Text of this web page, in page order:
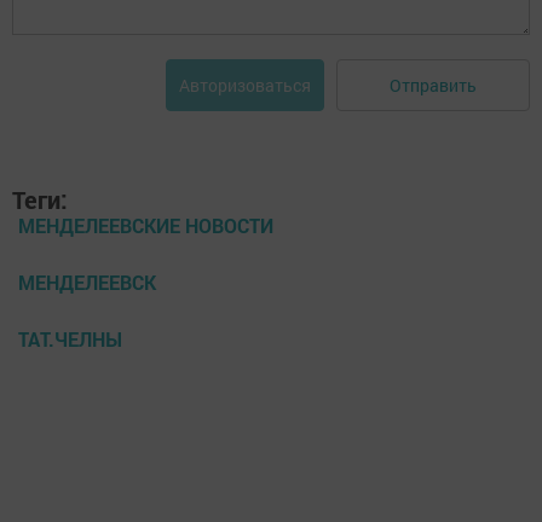
Авторизоваться Отправить
Теги:
МЕНДЕЛЕЕВСКИЕ НОВОСТИ
МЕНДЕЛЕЕВСК
ТАТ.ЧЕЛНЫ